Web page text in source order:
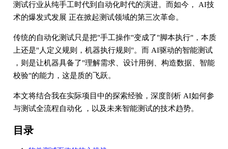
测试行业从纯手工时代到自动化时代的演进。而如今， AI技
术的爆发式发展 正在掀起测试领域的第三次革命。
传统的自动化测试只是把"手工操作"变成了"脚本执行"，本质
上还是"人定义规则，机器执行规则"。而 AI驱动的智能测试
，则是让机器具备了"理解需求、设计用例、构造数据、智能
校验"的能力，这是质的飞跃。
本文将结合我在实际项目中的探索经验，深度剖析 AI如何参
与测试全流程自动化 ，以及未来智能测试的技术趋势。
目录